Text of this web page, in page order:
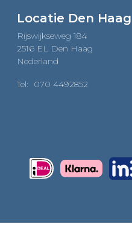
Locatie Den Haag
Rijswijkseweg 184
2516 EL Den Haag
Nederland
Tel: 070 4492852